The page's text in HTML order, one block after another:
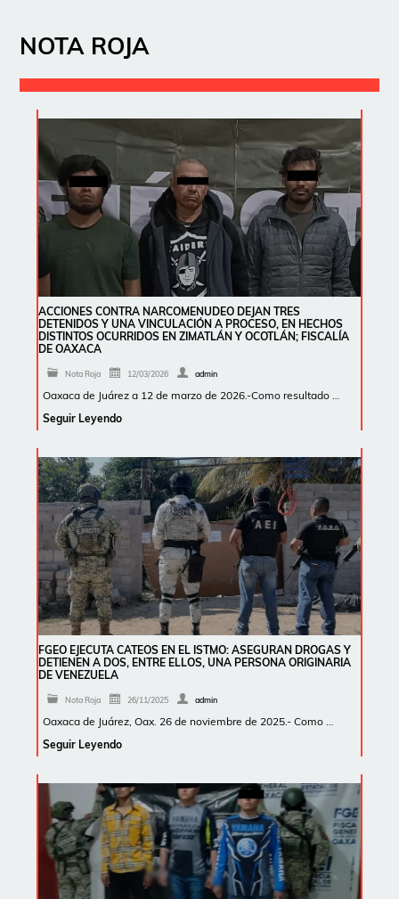
NOTA ROJA
ACCIONES CONTRA NARCOMENUDEO DEJAN TRES
DETENIDOS Y UNA VINCULACIÓN A PROCESO, EN HECHOS
DISTINTOS OCURRIDOS EN ZIMATLÁN Y OCOTLÁN; FISCALÍA
DE OAXACA
Nota Roja 12/03/2026 admin
Oaxaca de Juárez a 12 de marzo de 2026.-Como resultado …
Seguir Leyendo
FGEO EJECUTA CATEOS EN EL ISTMO: ASEGURAN DROGAS Y
DETIENEN A DOS, ENTRE ELLOS, UNA PERSONA ORIGINARIA
DE VENEZUELA
Nota Roja 26/11/2025 admin
Oaxaca de Juárez, Oax. 26 de noviembre de 2025.- Como …
Seguir Leyendo